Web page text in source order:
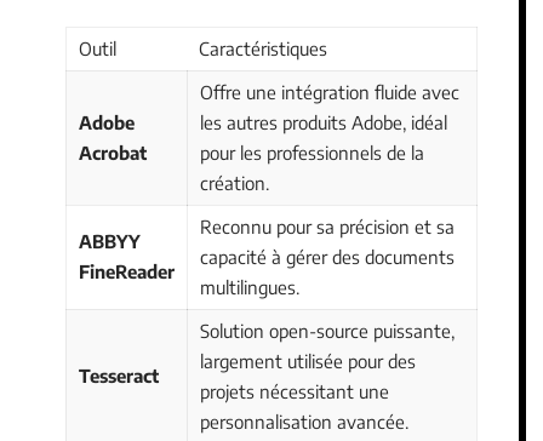
Outil Caractéristiques
Adobe
Acrobat
Offre une intégration fluide avec
les autres produits Adobe, idéal
pour les professionnels de la
création.
ABBYY
FineReader
Reconnu pour sa précision et sa
capacité à gérer des documents
multilingues.
Tesseract
Solution open-source puissante,
largement utilisée pour des
projets nécessitant une
personnalisation avancée.